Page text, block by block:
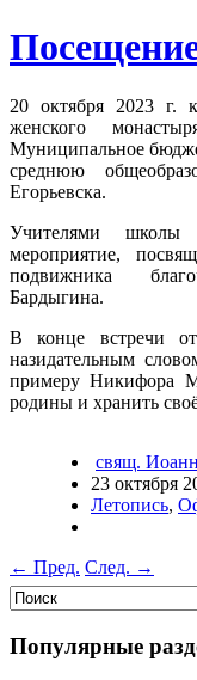
20 октября 2023 г.
женского
Муниципальное
среднюю
Егорьевска.
Учителями школы
мероприятие,
подвижника
Бардыгина.
В конце встречи
назидательным
примеру Никифора
родины и хранить
свящ.
23 октября
Летопись,
← Пред. След. →
Популярные